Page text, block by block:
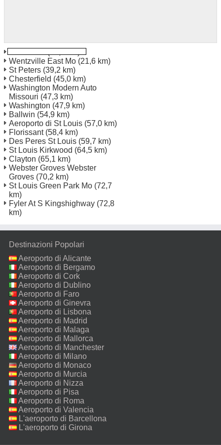
Wentzville(19,2 km)
Wentzville East Mo (21,6 km)
St Peters (39,2 km)
Chesterfield (45,0 km)
Washington Modern Auto
Missouri (47,3 km)
Washington (47,9 km)
Ballwin (54,9 km)
Aeroporto di St Louis (57,0 km)
Florissant(58,4 km)
Des Peres St Louis (59,7 km)
St Louis Kirkwood (64,5 km)
Clayton (65,1 km)
Webster Groves Webster
Groves (70,2 km)
St Louis Green Park Mo (72,7
km)
Fyler At S Kingshighway (72,8
km)
Destinazioni Popolari
Aeroporto di Alicante
Aeroporto di Bergamo
Aeroporto di Cork
Aeroporto di Dublino
Aeroporto di Faro
Aeroporto di Ginevra
Aeroporto di Lisbona
Aeroporto di Madrid
Aeroporto di Malaga
Aeroporto di Mallorca
Aeroporto di Manchester
Aeroporto di Milano
Malpensa
Aeroporto di Monaco
Aeroporto di Murcia
Aeroporto di Nizza
Aeroporto di Pisa
Aeroporto di Roma
Fiumicino
Aeroporto di Valencia
L'aeroporto di Barcellona
L'aeroporto di Girona